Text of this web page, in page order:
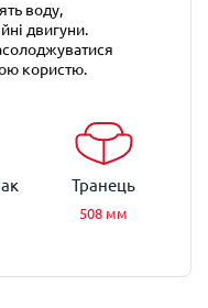
воду,
двигуни.
користю.
Транець
508 мм